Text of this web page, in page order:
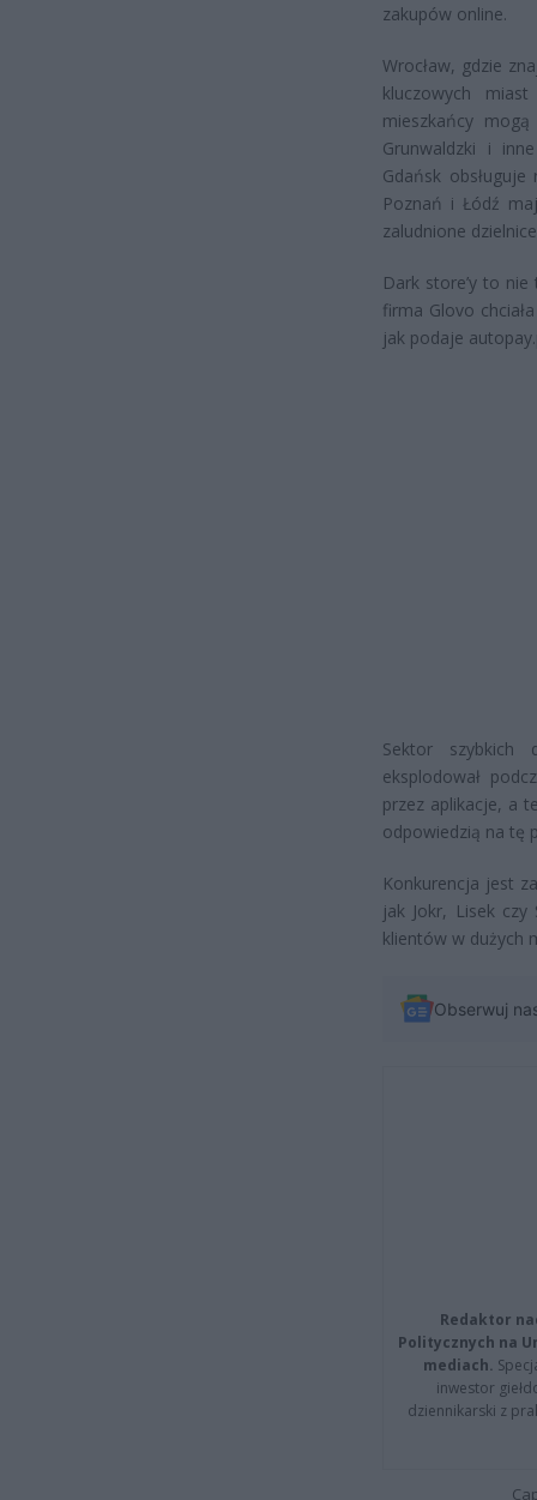
zakupów online.
Wrocław, gdzie
kluczowych
mieszkańcy
Grunwaldzki i
Gdańsk
Poznań i Łódź
zaludnione
Dark store’y to
firma Glovo
jak podaje
Sektor szybkich
eksplodował
przez aplikacje, a
odpowiedzią na tę
Konkurencja jest
jak Jokr, Lisek
klientów w dużych
Obserwuj
Redaktor
Politycznych na
mediach.
inwestor
dziennikarski z